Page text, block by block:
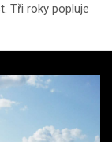
Tři roky popluje